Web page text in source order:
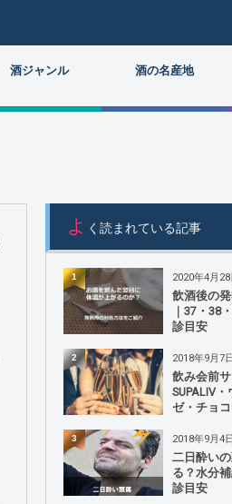
酒ジャンル 酒の名産地
よ く読まれている記事
1 2020年4月28
飲酒後の
｜37・38
診目安
2 2018年9月7日
飲み会前
SUPALIV
ゼ・チョ
3 2018年9月4日
二日酔い
る？水分
診目安